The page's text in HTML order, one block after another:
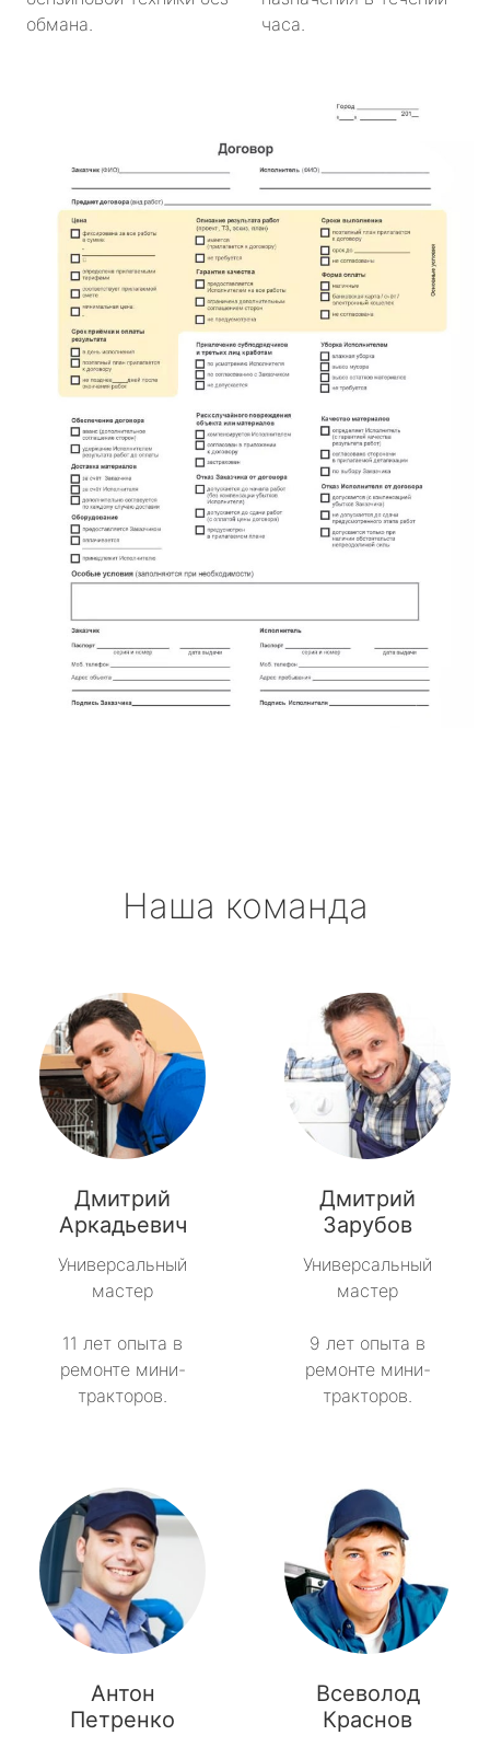
обмана.
часа.
Наша команда
Дмитрий
Аркадьевич
Универсальный
мастер
11 лет опыта в
ремонте мини-
тракторов.
Дмитрий
Зарубов
Универсальный
мастер
9 лет опыта в
ремонте мини-
тракторов.
Антон
Петренко
Всеволод
Краснов